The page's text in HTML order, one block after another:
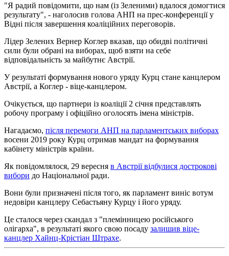
"Я радий повідомити, що нам (із Зеленими) вдалося домогтися
результату", - наголосив голова АНП на прес-конференції у
Відні після завершення коаліційних переговорів.
Лідер Зелених Вернер Коглер вказав, що обидві політичні
сили були обрані на виборах, щоб взяти на себе
відповідальність за майбутнє Австрії.
У результаті формування нового уряду Курц стане канцлером
Австрії, а Коглер - віце-канцлером.
Очікується, що партнери із коаліції 2 січня представлять
робочу програму і офіційно оголосять імена міністрів.
Нагадаємо, після перемоги АНП на парламентських виборах
восени 2019 року Курц отримав мандат на формування
кабінету міністрів країни.
Як повідомлялося, 29 вересня в Австрії відбулися дострокові
вибори до Національної ради.
Вони були призначені після того, як парламент виніс вотум
недовіри канцлеру Себастьяну Курцу і його уряду.
Це сталося через скандал з "племінницею російського
олігарха", в результаті якого свою посаду залишив віце-
канцлер Хайнц-Крістіан Штрахе.